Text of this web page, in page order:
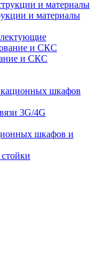
и материалы
и СКС
шкафов
3G/4G
шкафов и